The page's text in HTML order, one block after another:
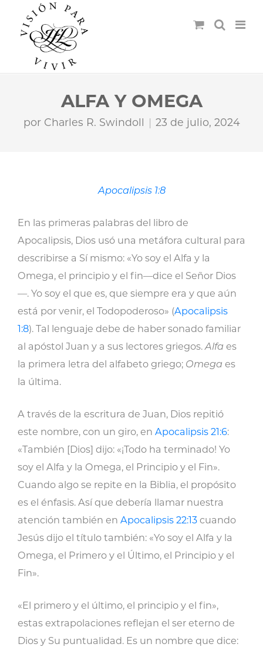
ALFA Y OMEGA
por Charles R. Swindoll 23 de julio, 2024
Apocalipsis 1:8
En las primeras palabras del libro de
Apocalipsis, Dios usó una metáfora cultural para
describirse a Sí mismo: «Yo soy el Alfa y la
Omega, el principio y el fin—dice el Señor Dios
—. Yo soy el que es, que siempre era y que aún
está por venir, el Todopoderoso» (Apocalipsis
1:8). Tal lenguaje debe de haber sonado familiar
al apóstol Juan y a sus lectores griegos.Alfa es
la primera letra del alfabeto griego; Omega es
la última.
A través de la escritura de Juan, Dios repitió
este nombre, con un giro, en Apocalipsis 21:6:
«También [Dios] dijo: «¡Todo ha terminado! Yo
soy el Alfa y la Omega, el Principio y el Fin».
Cuando algo se repite en la Biblia, el propósito
es el énfasis. Así que debería llamar nuestra
atención también en Apocalipsis 22:13 cuando
Jesús dijo el título también: «Yo soy el Alfa y la
Omega, el Primero y el Último, el Principio y el
Fin».
«El primero y el último, el principio y el fin»,
estas extrapolaciones reflejan el ser eterno de
Dios y Su puntualidad. Es un nombre que dice: